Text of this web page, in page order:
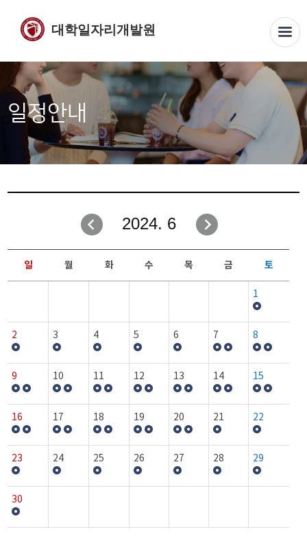
대학일자리개발원
일정안내
2024. 6
일 월 화 수 목 금 토
1
2 3 4 5 6 7 8
9 10 11 12 13 14 15
16 17 18 19 20 21 22
23 24 25 26 27 28 29
30